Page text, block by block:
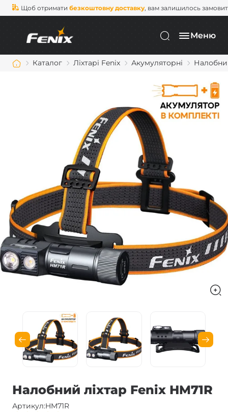
Щоб отримати безкоштовну доставку, вам залишилось
Меню
Каталог Ліхтарі Fenix Акумуляторні
Налобний ліхтар Fenix HM71R
Артикул:HM71R